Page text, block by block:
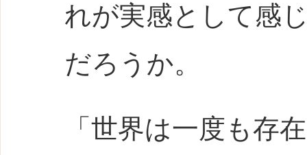
れが実感として感
だろうか。
「世界は一度も存